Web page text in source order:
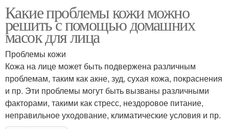
Какие проблемы кожи можно
решить с помощью домашних
масок для лица
Проблемы кожи
Кожа на лице может быть подвержена различным
проблемам, таким как акне, зуд, сухая кожа, покраснения
и пр. Эти проблемы могут быть вызваны различными
факторами, такими как стресс, нездоровое питание,
неправильное уходование, климатические условия и пр.